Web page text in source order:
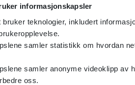
informasjonskapsler
bruker teknologier, inkludert
samler statistikk om hvordan
samler anonyme videoklipp av
oss.